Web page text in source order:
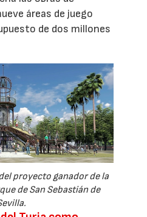
áreas de juego
de dos millones
proyecto ganador de la
de San Sebastián de